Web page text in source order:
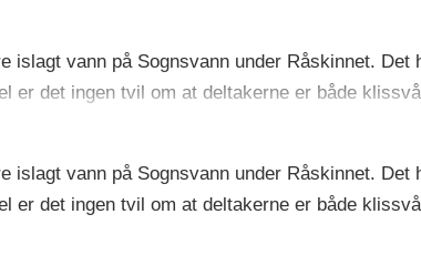
islagt vann på Sognsvann under Råskinnet.
er det ingen tvil om at deltakerne er både
islagt vann på Sognsvann under Råskinnet.
er det ingen tvil om at deltakerne er både